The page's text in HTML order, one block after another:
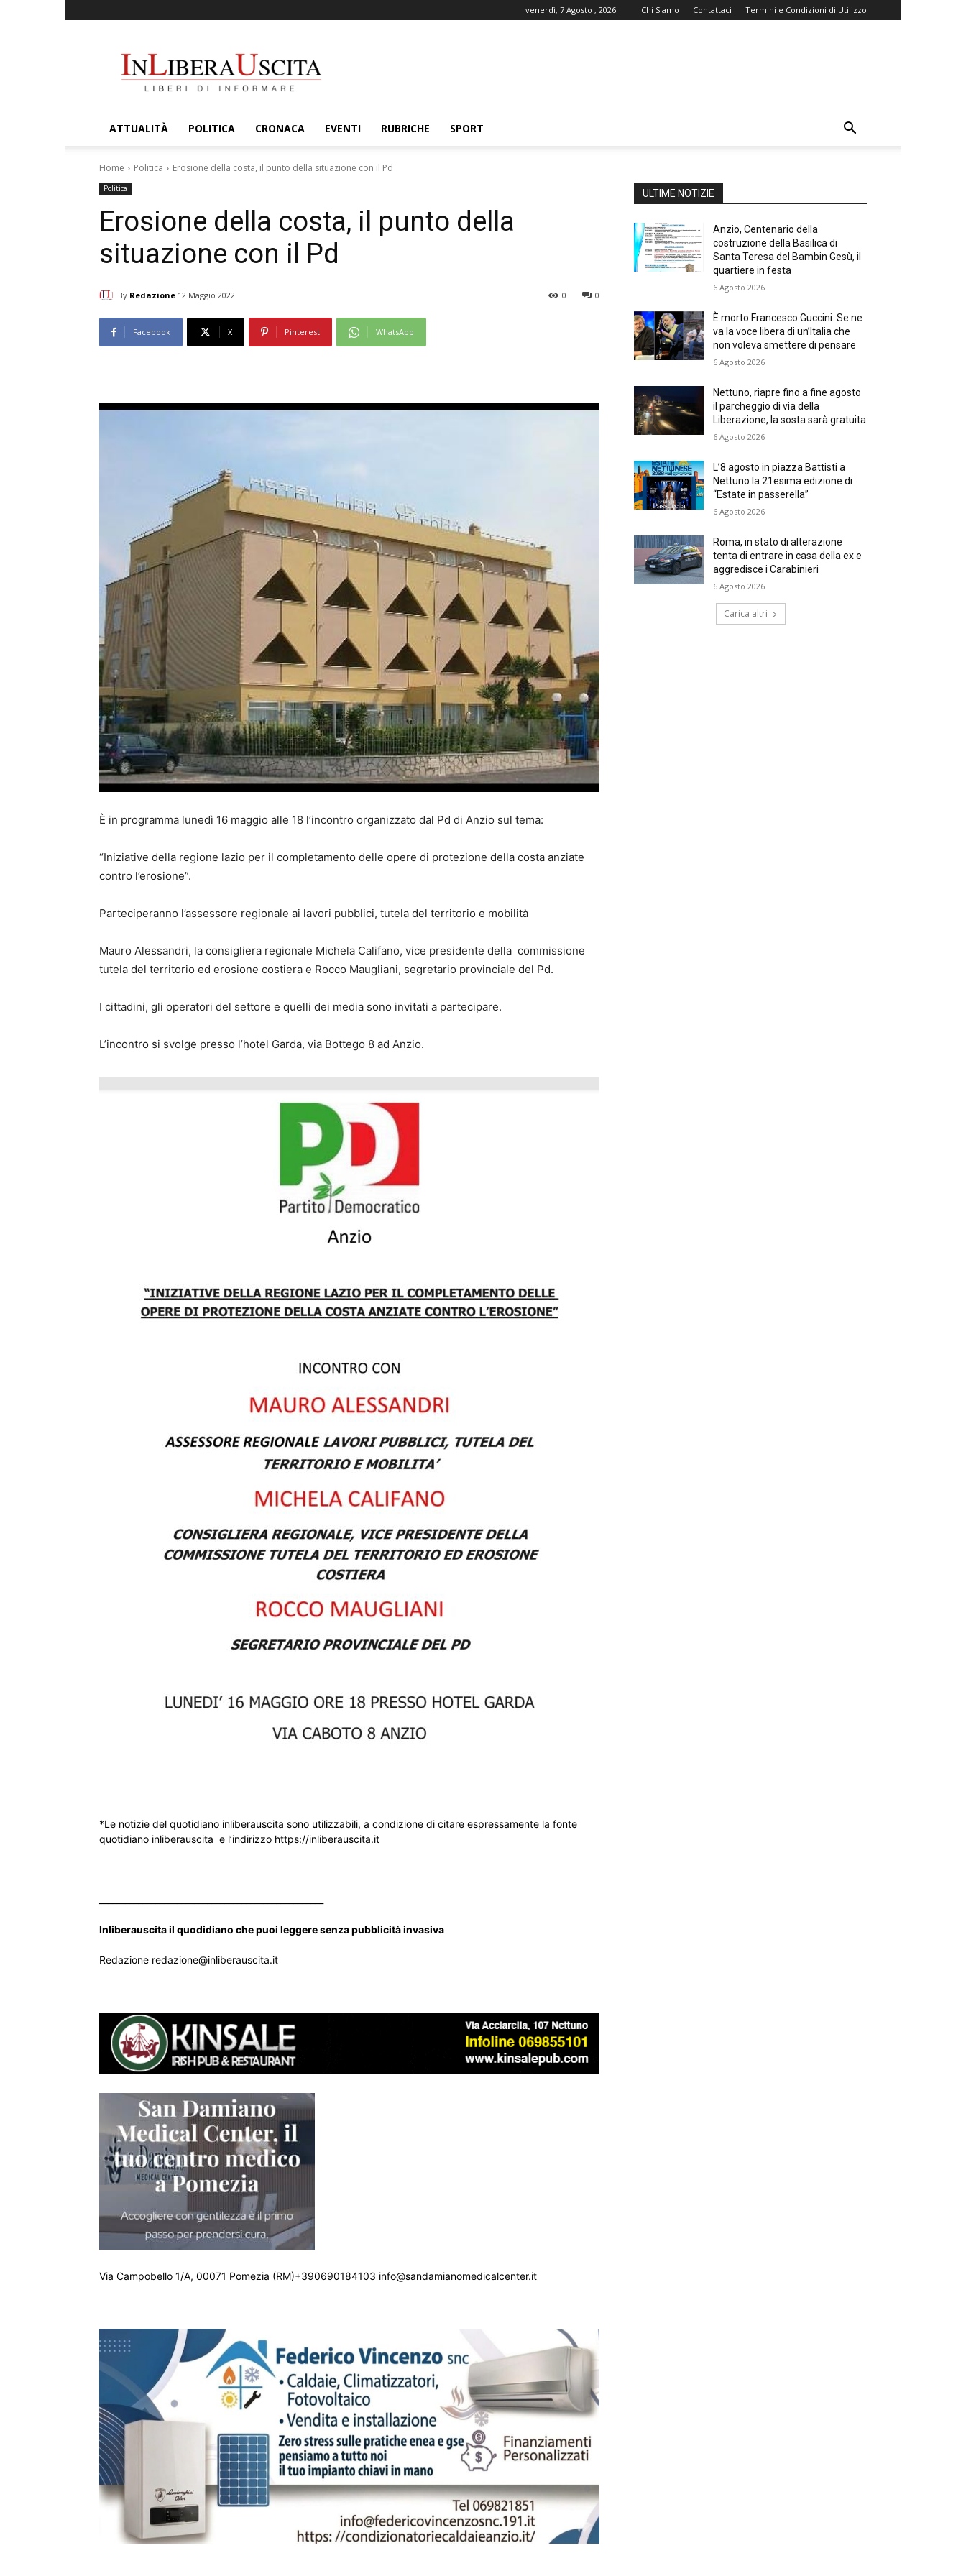
venerdì, 7 Agosto , 2026 Chi Siamo Contattaci Termini e Condizioni di Utilizzo
ATTUALITÀ POLITICA CRONACA EVENTI RUBRICHE SPORT
Home Politica Erosione della costa, il punto della situazione con il Pd
Politica
Erosione della costa, il punto della
situazione con il Pd
By Redazione 12 Maggio 2022 0
0
Facebook X Pinterest WhatsApp
È in programma lunedì 16 maggio alle 18 l’incontro organizzato dal Pd di Anzio sul tema:
“Iniziative della regione lazio per il completamento delle opere di protezione della costa anziate
contro l’erosione”. ​
Parteciperanno l’assessore regionale ai lavori pubblici, tutela del territorio e mobilità
Mauro Alessandri, la consigliera regionale Michela Califano, vice presidente della​ ​ commissione
tutela del territorio ed erosione costiera e Rocco Maugliani, segretario provinciale del Pd.
I cittadini, gli operatori del settore e quelli dei media sono invitati a partecipare.
L’incontro si svolge presso l’hotel Garda, via Bottego 8 ad Anzio.
*Le notizie del quotidiano inliberauscita sono utilizzabili, a condizione di citare espressamente la fonte
quotidiano inliberauscita e l’indirizzo https://inliberauscita.it
Inliberauscita il quodidiano che puoi leggere senza pubblicità invasiva
Redazione redazione@inliberauscita.it
Via Campobello 1/A, 00071 Pomezia (RM)+390690184103 info@sandamianomedicalcenter.it
ULTIME NOTIZIE
Anzio, Centenario della
costruzione della Basilica di
Santa Teresa del Bambin Gesù, il
quartiere in festa
6 Agosto 2026
È morto Francesco Guccini. Se ne
va la voce libera di un’Italia che
non voleva smettere di pensare
6 Agosto 2026
Nettuno, riapre fino a fine agosto
il parcheggio di via della
Liberazione, la sosta sarà gratuita
6 Agosto 2026
L’8 agosto in piazza Battisti a
Nettuno la 21esima edizione di
“Estate in passerella”
6 Agosto 2026
Roma, in stato di alterazione
tenta di entrare in casa della ex e
aggredisce i Carabinieri
6 Agosto 2026
Carica altri